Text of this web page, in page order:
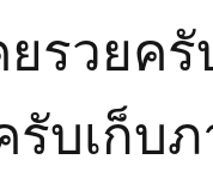
ยรวยครั
บเก็บ